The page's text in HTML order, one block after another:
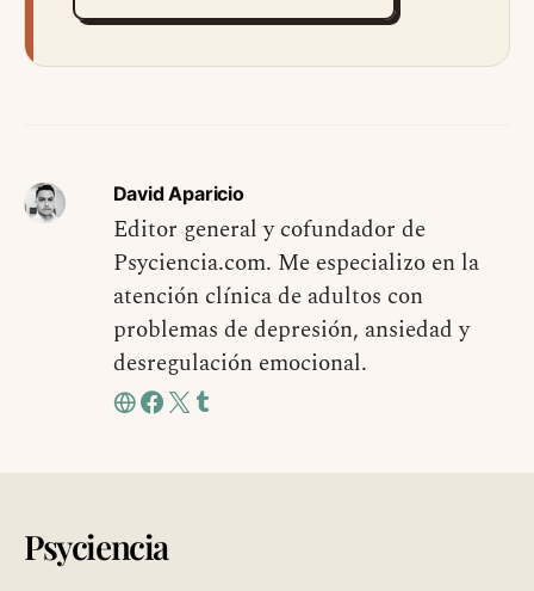
David Aparicio
Editor general y cofundador de
Psyciencia.com. Me especializo en la
atención clínica de adultos con
problemas de depresión, ansiedad y
desregulación emocional.
Psyciencia